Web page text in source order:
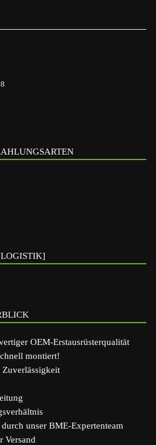
OEM-Erstausrüsterqualität
montiert!
unser BME-Expertenteam
Versand